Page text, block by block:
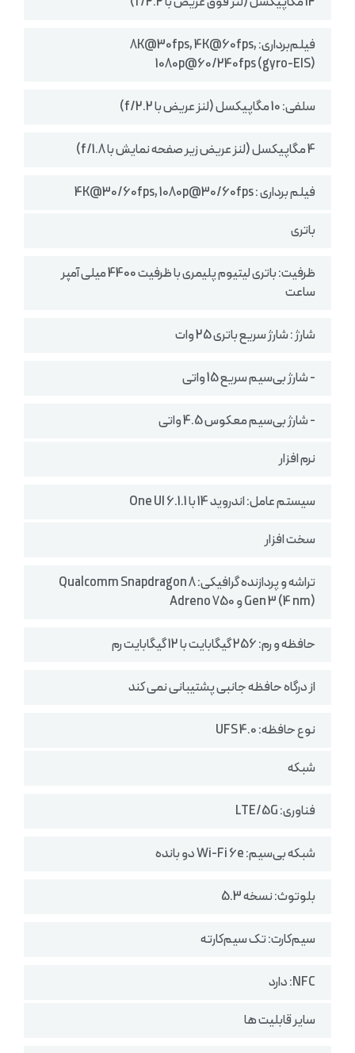
فیلم‌برداری: 8K@30fps, 4K@60fps,
1080p@60/240fps (gyro-EIS)
سلفی: 10 مگاپیکسل (لنز عریض با f/2.2)
4 مگاپیکسل (لنز عریض زیر صفحه نمایش با f/1.8)
فیلم برداری : 4K@30/60fps, 1080p@30/60fps
باتری
ظرفیت: باتری لیتیوم پلیمری با ظرفیت 4400 میلی آمپر
ساعت
شارژ : شارژ سریع باتری 25 وات
- شارژ بی‌سیم سریع 15 واتی
- شارژ بی‌سیم معکوس 4.5 واتی
نرم افزار
سیستم‌ عامل: اندروید 14 با One UI 6.1.1
سخت افزار
تراشه و پردازنده گرافیکی: Qualcomm Snapdragon 8
Gen 3 (4 nm) و Adreno 750
حافظه و رم: 256 گیگابایت با 12 گیگابایت رم
از درگاه حافظه جانبی پشتیبانی نمی کند
نوع حافظه: UFS 4.0
شبکه
فناوری: LTE/5G
شبکه بی‌سیم: Wi-Fi 6e دو بانده
بلوتوث: نسخه 5.3
سیم‌کارت: تک سیم‌کارته
NFC: دارد
سایر قابلیت ها